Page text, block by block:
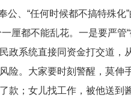
公、“任何时候都不搞特殊
一厘都不能乱花。一是要严
政系统直接同资金打交道
险。大家要时刻警醒，莫伸
款；女儿找工作，被他送到